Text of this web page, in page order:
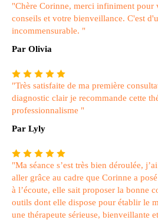
"Chère Corinne, merci infiniment pour
conseils et votre bienveillance. C'est
incommensurable. "
Par Olivia
"Très satisfaite de ma première
diagnostic clair je recommande cette
professionnalisme "
Par Lyly
"Ma séance s’est très bien déroulée,
aller grâce au cadre que Corinne a
à l’écoute, elle sait proposer la bonne
outils dont elle dispose pour établir le
une thérapeute sérieuse, bienveillante